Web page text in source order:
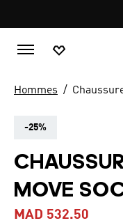
Hommes
-25%
MOVE
MAD 532.50